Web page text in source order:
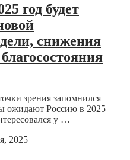
год будет
снижения
зрения запомнился
ожидают Россию в 2025
у …
2025